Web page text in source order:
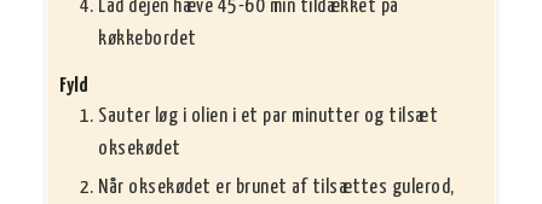
Lad dejen hæve 45-60 min tildækket på
køkkebordet
Fyld
Sauter løg i olien i et par minutter og tilsæt
oksekødet
Når oksekødet er brunet af tilsættes gulerod,